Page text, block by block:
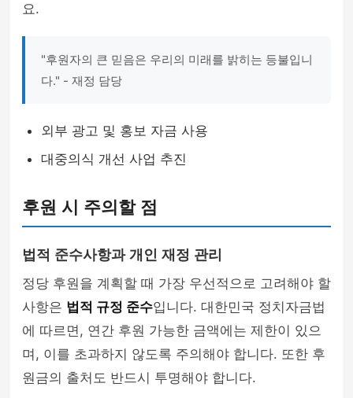
요.
"후원자의 큰 믿음은 우리의 미래를 밝히는 등불입니
다." - 재정 담당
외부 광고 및 홍보 자금 사용
대중의식 개선 사업 추진
후원 시 주의할 점
법적 준수사항과 개인 재정 관리
정당 후원을 계획할 때 가장 우선적으로 고려해야 할
사항은 법적 규정 준수입니다. 대한민국 정치자금법
에 따르면, 연간 후원 가능한 금액에는 제한이 있으
며, 이를 초과하지 않도록 주의해야 합니다. 또한 후
원금의 출처도 반드시 투명해야 합니다.